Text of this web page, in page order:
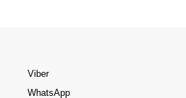
Viber
WhatsApp